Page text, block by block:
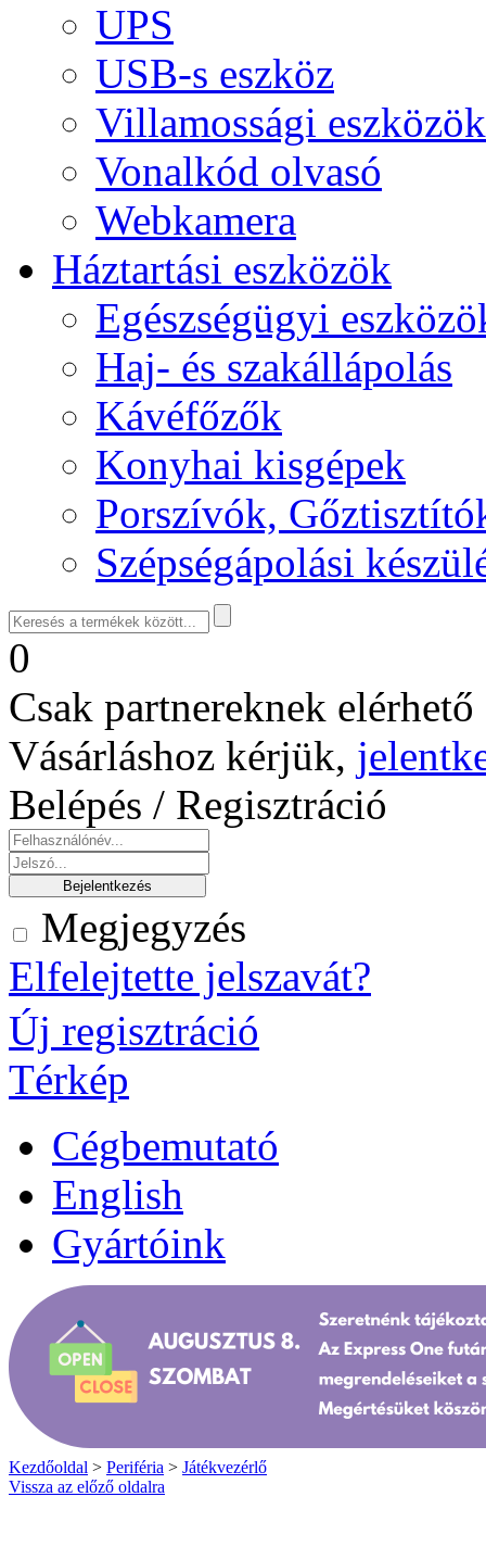
UPS
USB-s eszköz
Villamossági eszközök
Vonalkód olvasó
Webkamera
Háztartási eszközök
Egészségügyi
Haj- és szakállápolás
Kávéfőzők
Konyhai kisgépek
Porszívók,
Szépségápolási
0
Csak partnereknek
Vásárláshoz kérjük,
Belépés / Regisztráció
Megjegyzés
Elfelejtette jelszavát?
Új regisztráció
Térkép
Cégbemutató
English
Gyártóink
Kezdőoldal > Periféria > Játékvezérlő
Vissza az előző oldalra